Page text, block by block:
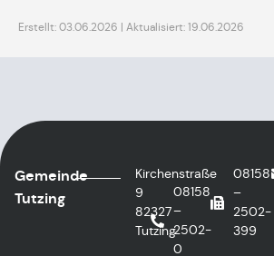
Erstellt: 03.06.2026 | Aktualisiert: 19.06.2026
Gemeinde
Tutzing
Kirchenstraße
9
82327
Tutzing
08158
–
2502-
0
08158
–
2502-
399